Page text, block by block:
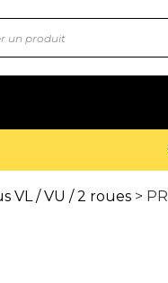
Offre de
VL / VU / 2 roues >